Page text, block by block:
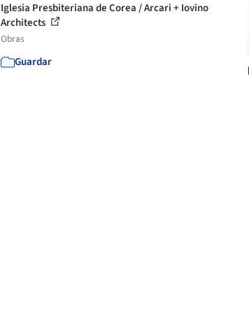
Iglesia Presbiteriana de Corea / Arcari + Iovino
Architects
Obras
Guardar